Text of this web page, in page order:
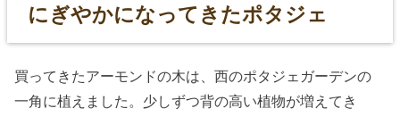
にぎやかになってきたポタジェ
買ってきたアーモンドの木は、西のポタジェガーデンの
一角に植えました。少しずつ背の高い植物が増えてき